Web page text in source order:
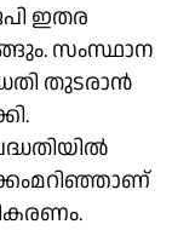
ഇതര
സംസ്ഥാന
തുടരാൻ